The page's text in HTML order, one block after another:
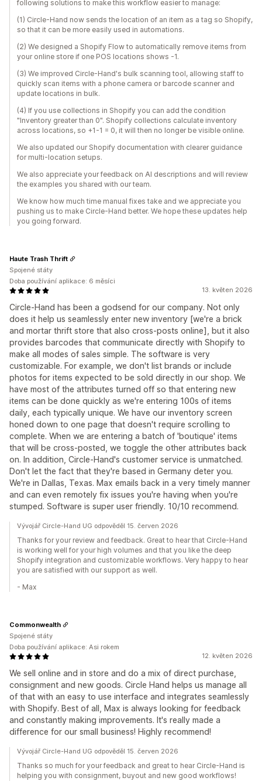
following solutions to make this workflow easier to manage:
(1) Circle-Hand now sends the location of an item as a tag so Shopify,
so that it can be more easily used in automations.
(2) We designed a Shopify Flow to automatically remove items from
your online store if one POS locations shows -1.
(3) We improved Circle-Hand's bulk scanning tool, allowing staff to
quickly scan items with a phone camera or barcode scanner and
update locations in bulk.
(4) If you use collections in Shopify you can add the condition
"Inventory greater than 0". Shopify collections calculate inventory
across locations, so +1-1 = 0, it will then no longer be visible online.
We also updated our Shopify documentation with clearer guidance
for multi-location setups.
We also appreciate your feedback on AI descriptions and will review
the examples you shared with our team.
We know how much time manual fixes take and we appreciate you
pushing us to make Circle-Hand better. We hope these updates help
you going forward.
13. květen 2026
Circle-Hand has been a godsend for our company. Not only
does it help us seamlessly enter new inventory [we're a brick
and mortar thrift store that also cross-posts online], but it also
provides barcodes that communicate directly with Shopify to
make all modes of sales simple. The software is very
customizable. For example, we don't list brands or include
photos for items expected to be sold directly in our shop. We
have most of the attributes turned off so that entering new
items can be done quickly as we're entering 100s of items
daily, each typically unique. We have our inventory screen
honed down to one page that doesn't require scrolling to
complete. When we are entering a batch of 'boutique' items
that will be cross-posted, we toggle the other attributes back
on. In addition, Circle-Hand's customer service is unmatched.
Don't let the fact that they're based in Germany deter you.
We're in Dallas, Texas. Max emails back in a very timely manner
and can even remotely fix issues you're having when you're
stumped. Software is super user friendly. 10/10 recommend.
Haute Trash Thrift
Spojené státy
Doba používání aplikace: 6 měsíci
Vývojář Circle-Hand UG odpověděl 15. červen 2026
Thanks for your review and feedback. Great to hear that Circle-Hand
is working well for your high volumes and that you like the deep
Shopify integration and customizable workflows. Very happy to hear
you are satisfied with our support as well.
- Max
12. květen 2026
We sell online and in store and do a mix of direct purchase,
consignment and new goods. Circle Hand helps us manage all
of that with an easy to use interface and integrates seamlessly
with Shopify. Best of all, Max is always looking for feedback
and constantly making improvements. It's really made a
difference for our small business! Highly recommend!
Commonwealth
Spojené státy
Doba používání aplikace: Asi rokem
Vývojář Circle-Hand UG odpověděl 15. červen 2026
Thanks so much for your feedback and great to hear Circle-Hand is
helping you with consignment, buyout and new good workflows!